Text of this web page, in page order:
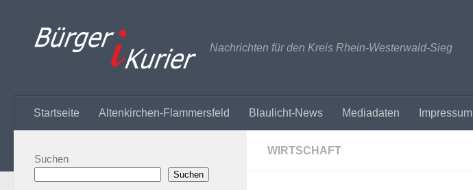
Nachrichten für den Kreis Rhein-Westerwald-Sieg
Startseite Altenkirchen-Flammersfeld Blaulicht-News Mediadaten Impressum
WIRTSCHAFT
Suchen
Suchen